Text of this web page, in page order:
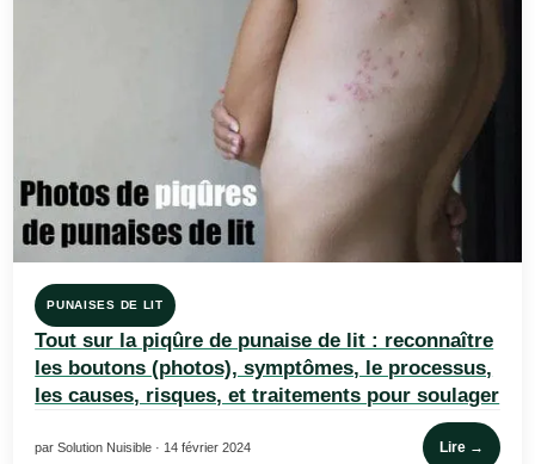
PUNAISES DE LIT
Tout sur la piqûre de punaise de lit : reconnaître
les boutons (photos), symptômes, le processus,
les causes, risques, et traitements pour soulager
par Solution Nuisible · 14 février 2024 Lire →